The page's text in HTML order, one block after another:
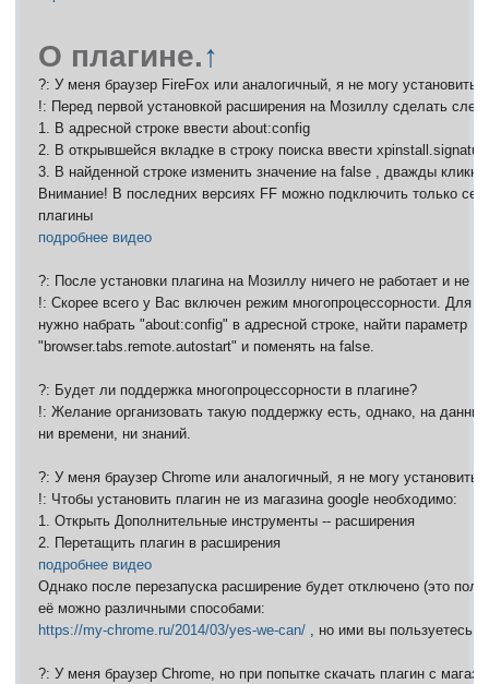
О плагине.↑
?: У меня браузер FireFox или аналогичный, я не могу установить
!: Перед первой установкой расширения на Мозиллу сделать
1. В адресной строке ввести about:config
2. В открывшейся вкладке в строку поиска ввести
3. В найденной строке изменить значение на false , дважды
Внимание! В последних версиях FF можно подключить только
плагины
подробнее видео
?: После установки плагина на Мозиллу ничего не работает и не
!: Скорее всего у Вас включен режим многопроцессорности. Для
нужно набрать "about:config" в адресной строке, найти параметр
"browser.tabs.remote.autostart" и поменять на false.
?: Будет ли поддержка многопроцессорности в плагине?
!: Желание организовать такую поддержку есть, однако, на
ни времени, ни знаний.
?: У меня браузер Chrome или аналогичный, я не могу установить
!: Чтобы установить плагин не из магазина google необходимо:
1. Открыть Дополнительные инструменты -- расширения
2. Перетащить плагин в расширения
подробнее видео
Однако после перезапуска расширение будет отключено (это
её можно различными способами:
https://my-chrome.ru/2014/03/yes-we-can/ , но ими вы пользуетесь
?: У меня браузер Chrome, но при попытке скачать плагин с